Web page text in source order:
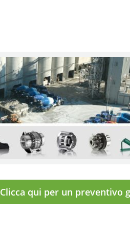
Clicca qui per un preventivo